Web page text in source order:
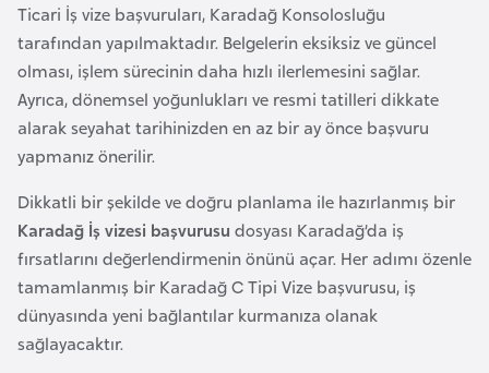
Ticari İş vize başvuruları, Karadağ Konsolosluğu
tarafından yapılmaktadır. Belgelerin eksiksiz ve güncel
olması, işlem sürecinin daha hızlı ilerlemesini sağlar.
Ayrıca, dönemsel yoğunlukları ve resmi tatilleri dikkate
alarak seyahat tarihinizden en az bir ay önce başvuru
yapmanız önerilir.
Dikkatli bir şekilde ve doğru planlama ile hazırlanmış bir
Karadağ İş vizesi başvurusu dosyası Karadağ’da iş
fırsatlarını değerlendirmenin önünü açar. Her adımı özenle
tamamlanmış bir Karadağ C Tipi Vize başvurusu, iş
dünyasında yeni bağlantılar kurmanıza olanak
sağlayacaktır.
e
r
s
e
k
B
u
l
g
a
r